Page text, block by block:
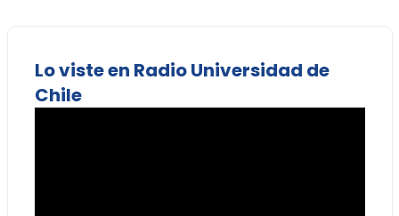
Lo viste en Radio Universidad de
Chile